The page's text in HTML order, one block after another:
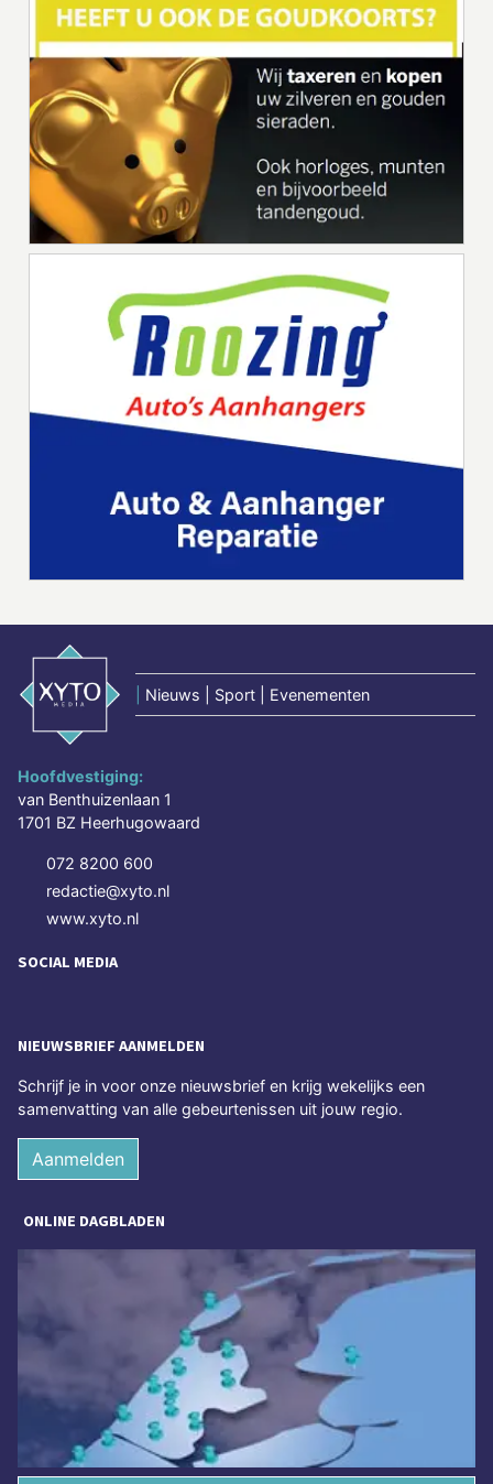
Nieuws | Sport | Evenementen
Hoofdvestiging:
van Benthuizenlaan 1
1701 BZ Heerhugowaard
072 8200 600
redactie@xyto.nl
www.xyto.nl
SOCIAL MEDIA
NIEUWSBRIEF AANMELDEN
Schrijf je in voor onze nieuwsbrief en krijg wekelijks een
samenvatting van alle gebeurtenissen uit jouw regio.
Aanmelden
ONLINE DAGBLADEN